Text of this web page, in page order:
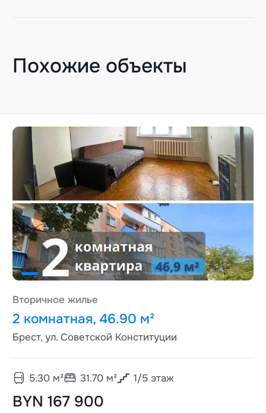
Похожие объекты
Вторичное жилье
2 комнатная, 46.90 м²
Брест, ул. Советской Конституции
5.30м² 31.70м² 1/5этаж
BYN 167 900